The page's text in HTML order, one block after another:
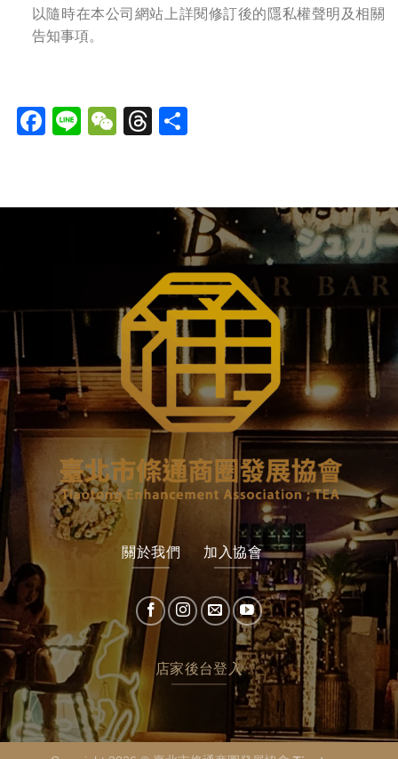
以隨時在本公司網站上詳閱修訂後的隱私權聲明及相關
告知事項。
Facebook
LineWeChatThreads
關於我們 加入協會
店家後台登入